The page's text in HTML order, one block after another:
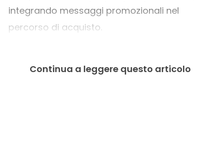
integrando messaggi promozionali nel
percorso di acquisto.
Continua a leggere questo articolo